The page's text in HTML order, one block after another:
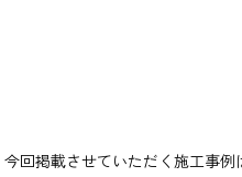
回掲載させていただく施工事例